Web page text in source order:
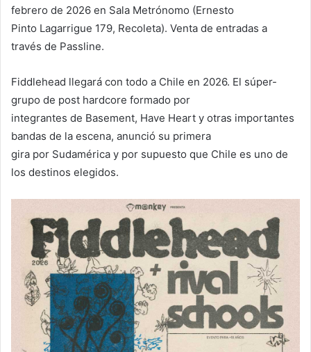
febrero de 2026 en Sala Metrónomo (Ernesto
Pinto Lagarrigue 179, Recoleta). Venta de entradas a
través de Passline.
Fiddlehead llegará con todo a Chile en 2026. El súper-
grupo de post hardcore formado por
integrantes de Basement, Have Heart y otras importantes
bandas de la escena, anunció su primera
gira por Sudamérica y por supuesto que Chile es uno de
los destinos elegidos.